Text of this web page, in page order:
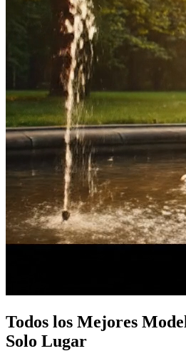
Todos los Mejores
Solo Lugar